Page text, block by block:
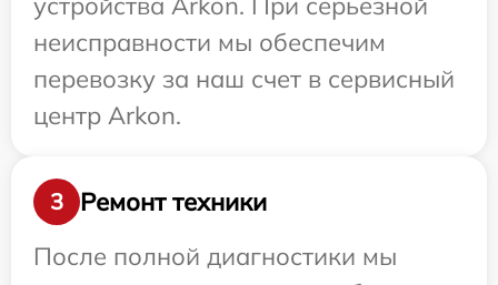
неисправности мы обеспечим
перевозку за наш счет в сервисный
центр Arkon.
3
Ремонт техники
После полной диагностики мы